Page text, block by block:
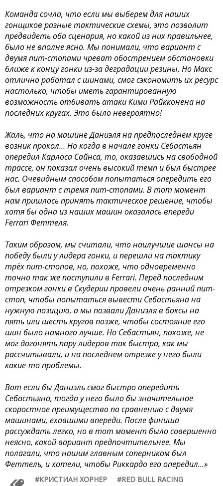
Команда сочла, что если мы выберем для наших
гонщиков разные тактические схемы, это позволит
предвидеть оба сценария, но какой из них правильнее,
было не вполне ясно. Мы понимали, что вариант с
двумя пит-стопами чреват обострением обстановки
ближе к концу гонки из-за деградации резины. Но Макс
отлично работал с шинами, смог сэкономить их ресурс
настолько, чтобы иметь гарантированную
возможность отбивать атаки Кими Райкконена на
последних кругах. Это было невероятно!
Жаль, что на машине Даниэля на предпоследнем круге
возник прокол… Но когда в начале гонки Себастьян
опередил Карлоса Сайнса, то, оказавшись на свободной
трассе, он показал очень высокий темп и был быстрее
нас. Очевидным способом попытаться опередить его
был вариант с тремя пит-стопами. В тот момент
нам пришлось принять тактическое решение, чтобы
хотя бы одна из наших машин оказалась впереди
Ferrari Феттеля.
Таким образом, мы считали, что наилучшие шансы на
победу были у лидера гонки, и перешли на тактику
трёх пит-стопов, но, похоже, что одновременно
точно так же поступили в Ferrari. Перед последним
отрезком гонки в Скудерии провели очень ранний пит-
стоп, чтобы попытаться вывести Себастьяна на
нужную позицию, а мы позвали Даниэля в боксы на
пять или шесть кругов позже, чтобы состояние его
шин было намного лучше. Но Себастьян, похоже, не
мог догонять пару лидеров так быстро, как мы
рассчитывали, и на последнем отрезке у него были
какие-то проблемы.
Вот если бы Даниэль смог быстро опередить
Себастьяна, тогда у него было бы значительное
скоростное преимущество по сравнению с двумя
машинами, ехавшими впереди. После финиша
рассуждать легко, но в тот момент было совершенно
неясно, какой вариант предпочтительнее. Мы
полагали, что нашим главным соперником был
Феттель, и хотели, чтобы Риккардо его опередил…»
КРИСТИАН ХОРНЕР
RED BULL RACING